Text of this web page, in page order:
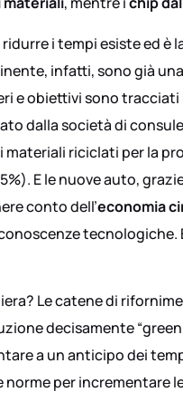
i tempi esiste ed è
infatti, sono già
e obiettivi sono
dalla società di
materiali riciclati per la
E le nuove auto,
conto dell’economia
Le catene di
decisamente
a un anticipo dei
per incrementare